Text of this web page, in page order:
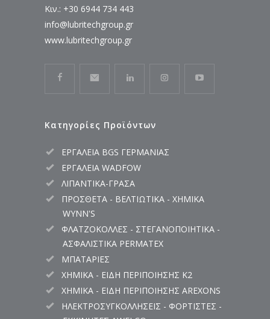
Κιν.: +30 6944 734 443
info@lubritechgroup.gr
www.lubritechgroup.gr
Κατηγορίες Προϊόντων
ΕΡΓΑΛΕΙΑ BGS ΓΕΡΜΑΝΙΑΣ
ΕΡΓΑΛΕΙΑ WADFOW
ΛΙΠΑΝΤΙΚΑ-ΓΡΑΣΑ
ΠΡΟΣΘΕΤΑ - ΒΕΛΤΙΩΤΙΚΑ - ΧΗΜΙΚΑ
WYNN'S
ΦΛΑΤΖΟΚΟΛΛΕΣ - ΣΤΕΓΑΝΟΠΟΙΗΤΙΚΑ -
ΑΣΦΑΛΙΣΤΙΚΑ PERMATEX
ΜΠΑΤΑΡΙΕΣ
ΧΗΜΙΚΑ - ΕΙΔΗ ΠΕΡΙΠΟΙΗΣΗΣ K2
ΧΗΜΙΚΑ - ΕΙΔΗ ΠΕΡΙΠΟΙΗΣΗΣ AREXONS
ΗΛΕΚΤΡΟΣΥΓΚΟΛΛΗΣΕΙΣ - ΦΟΡΤΙΣΤΕΣ -